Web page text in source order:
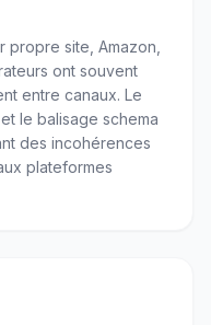
propre site, Amazon,
ont souvent
entre canaux. Le
le balisage schema
des incohérences
plateformes